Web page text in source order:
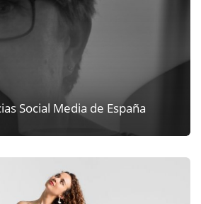
Social Media de España